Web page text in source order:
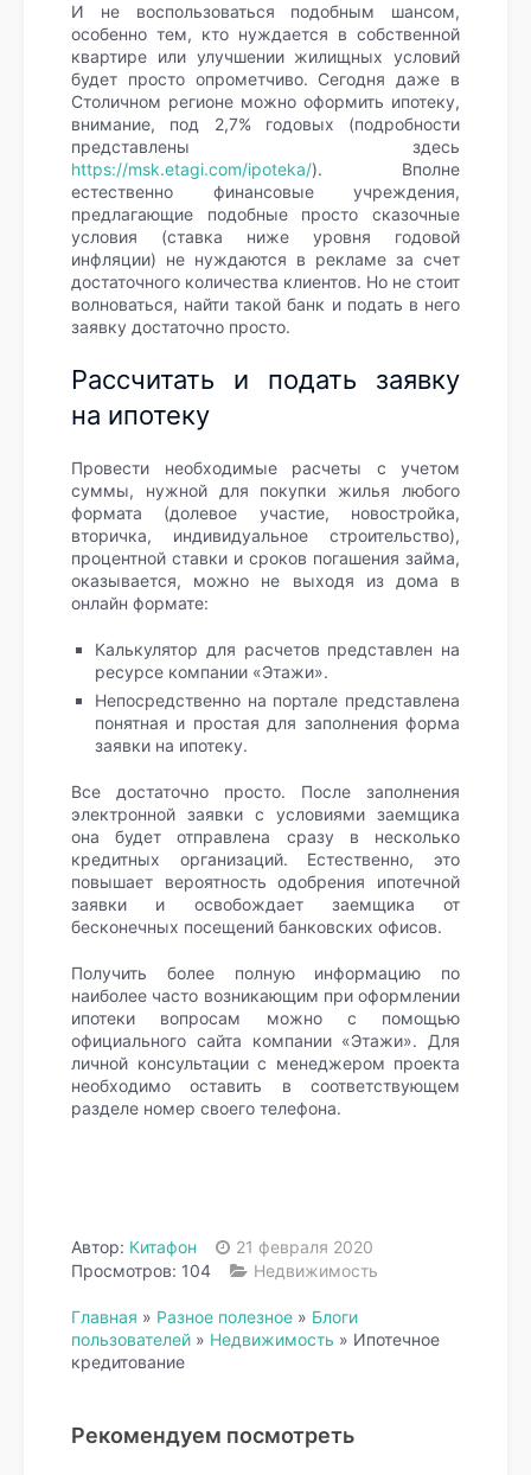
И не воспользоваться подобным шансом,
особенно тем, кто нуждается в собственной
квартире или улучшении жилищных условий
будет просто опрометчиво. Сегодня даже в
Столичном регионе можно оформить ипотеку,
внимание, под 2,7% годовых (подробности
представлены здесь
https://msk.etagi.com/ipoteka/). Вполне
естественно финансовые учреждения,
предлагающие подобные просто сказочные
условия (ставка ниже уровня годовой
инфляции) не нуждаются в рекламе за счет
достаточного количества клиентов. Но не стоит
волноваться, найти такой банк и подать в него
заявку достаточно просто.
Рассчитать и подать заявку
на ипотеку
Провести необходимые расчеты с учетом
суммы, нужной для покупки жилья любого
формата (долевое участие, новостройка,
вторичка, индивидуальное строительство),
процентной ставки и сроков погашения займа,
оказывается, можно не выходя из дома в
онлайн формате:
Калькулятор для расчетов представлен на
ресурсе компании «Этажи».
Непосредственно на портале представлена
понятная и простая для заполнения форма
заявки на ипотеку.
Все достаточно просто. После заполнения
электронной заявки с условиями заемщика
она будет отправлена сразу в несколько
кредитных организаций. Естественно, это
повышает вероятность одобрения ипотечной
заявки и освобождает заемщика от
бесконечных посещений банковских офисов.
Получить более полную информацию по
наиболее часто возникающим при оформлении
ипотеки вопросам можно с помощью
официального сайта компании «Этажи». Для
личной консультации с менеджером проекта
необходимо оставить в соответствующем
разделе номер своего телефона.
Автор: Китафон
21 февраля 2020
Просмотров: 104
Недвижимость
Главная » Разное полезное » Блоги
пользователей » Недвижимость » Ипотечное
кредитование
Рекомендуем посмотреть